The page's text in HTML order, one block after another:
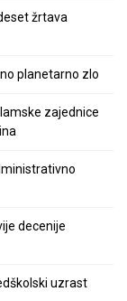
žrtava
planetarno zlo
zajednice
decenije
uzrast